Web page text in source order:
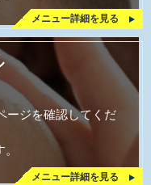
メニュー詳細を見る
ージを確認してくだ
メニュー詳細を見る